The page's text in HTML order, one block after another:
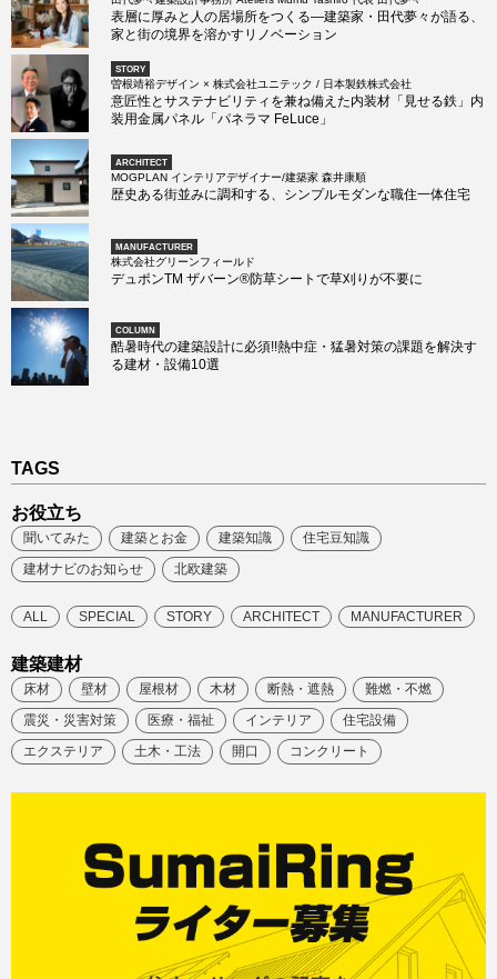
表層に厚みと人の居場所をつくる―建築家・田代夢々が語る、
家と街の境界を溶かすリノベーション
STORY
曽根靖裕デザイン × 株式会社ユニテック / 日本製鉄株式会社
意匠性とサステナビリティを兼ね備えた内装材「見せる鉄」内
装用金属パネル「パネラマ FeLuce」
ARCHITECT
MOGPLAN インテリアデザイナー/建築家 森井康順
歴史ある街並みに調和する、シンプルモダンな職住一体住宅
MANUFACTURER
株式会社グリーンフィールド
デュポンTM ザバーン®防草シートで草刈りが不要に
COLUMN
酷暑時代の建築設計に必須!!熱中症・猛暑対策の課題を解決す
る建材・設備10選
TAGS
お役立ち
聞いてみた 建築とお金 建築知識
住宅豆知識
建材ナビのお知らせ
北欧建築
ALL SPECIAL STORY ARCHITECT MANUFACTURER
建築建材
床材 壁材 屋根材 木材 断熱・遮熱
難燃・不燃
震災・災害対策
医療・福祉 インテリア
住宅設備
エクステリア
土木・工法 開口 コンクリート